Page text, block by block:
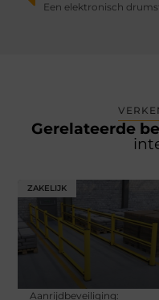
Gerelateerde
ZAKELIJK
Aanrijdbeveiliging: